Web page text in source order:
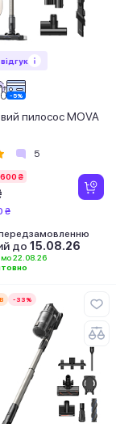
пилосос MOVA
5
₴
₴
до 15.08.26
22.08.26
-33%